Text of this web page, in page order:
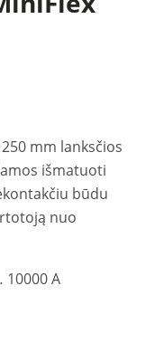
mm lanksčios
išmatuoti
būdu
nuo
10000 A